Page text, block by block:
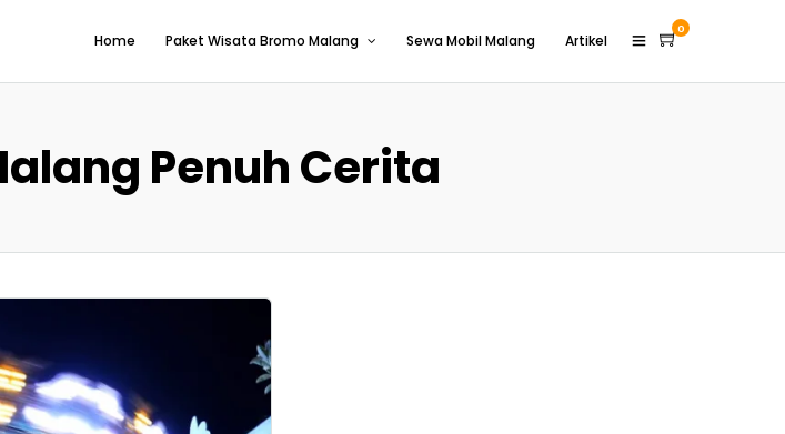
Home Paket Wisata Bromo Malang Sewa Mobil Malang Artikel
0
Penuh Cerita